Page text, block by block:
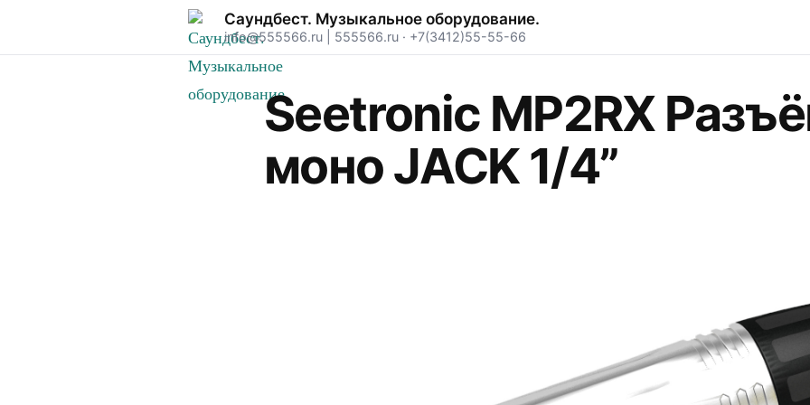
Саундбест. Музыкальное оборудование.
info@555566.ru 555566.ru · +7(3412)55-55-66
Seetronic MP2RX
моно JACK 1/4”